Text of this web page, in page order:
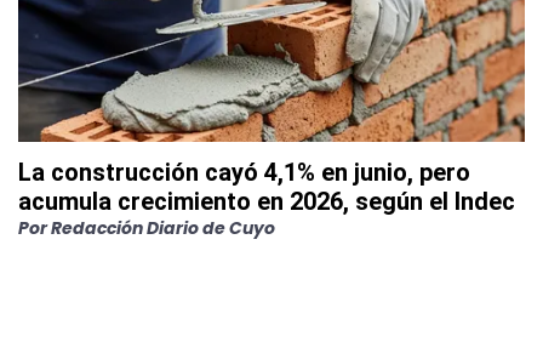
La construcción cayó 4,1% en junio, pero
acumula crecimiento en 2026, según el Indec
PorRedacción Diario de Cuyo